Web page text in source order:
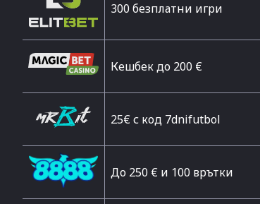
300 безплатни игри
Кешбек до 200 €
25€ с код 7dnifutbol
До 250 € и 100 врътки